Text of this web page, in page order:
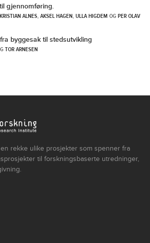
gjennomføring.
ALNES,AKSEL HAGEN,ULLA HIGDEM OGPER OLAV
byggesak til stedsutvikling
TOR ARNESEN
rekke ulike prosjekter som spenner fra
til forskningsbaserte utredninger,